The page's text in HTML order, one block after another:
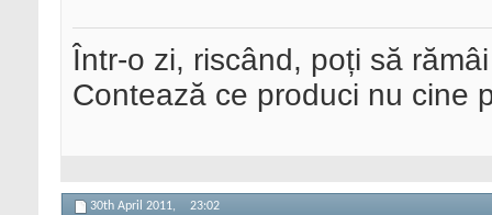
Într-o zi, riscând, poți să
Contează ce produci nu cine
30th April 2011, 23:02